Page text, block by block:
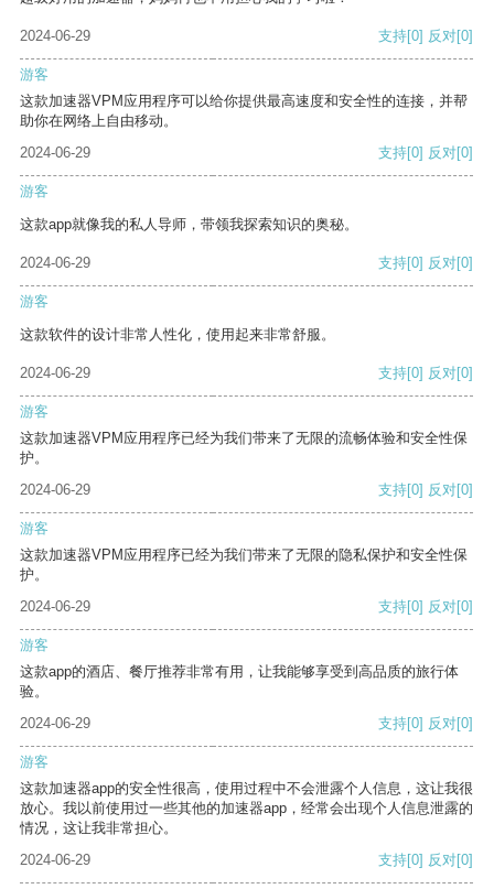
2024-06-29 支持[0] 反对[0]
游客
这款加速器VPM应用程序可以给你提供最高速度和安全性的连接，并帮
助你在网络上自由移动。
2024-06-29
支持[0] 反对[0]
游客
这款app就像我的私人导师，带领我探索知识的奥秘。
2024-06-29 支持[0] 反对[0]
游客
这款软件的设计非常人性化，使用起来非常舒服。
2024-06-29 支持[0] 反对[0]
游客
这款加速器VPM应用程序已经为我们带来了无限的流畅体验和安全性保
护。
2024-06-29
支持[0] 反对[0]
游客
这款加速器VPM应用程序已经为我们带来了无限的隐私保护和安全性保
护。
2024-06-29
支持[0] 反对[0]
游客
这款app的酒店、餐厅推荐非常有用，让我能够享受到高品质的旅行体
验。
2024-06-29
支持[0] 反对[0]
游客
这款加速器app的安全性很高，使用过程中不会泄露个人信息，这让我很
放心。我以前使用过一些其他的加速器app，经常会出现个人信息泄露的
情况，这让我非常担心。
2024-06-29
支持[0] 反对[0]